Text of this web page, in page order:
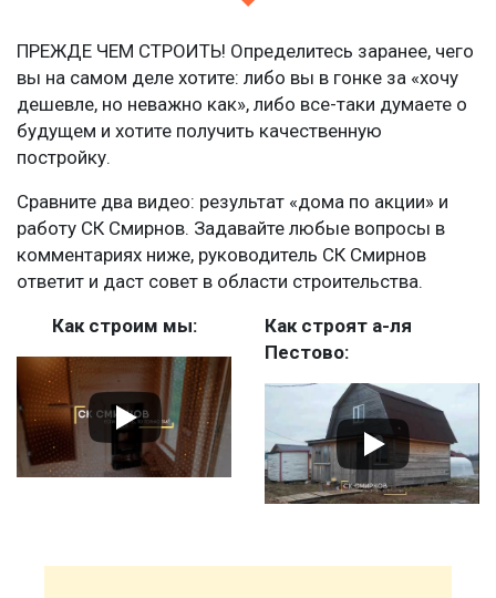
ПРЕЖДЕ ЧЕМ СТРОИТЬ! Определитесь заранее, чего
вы на самом деле хотите: либо вы в гонке за «хочу
дешевле, но неважно как», либо все-таки думаете о
будущем и хотите получить качественную
постройку.
Сравните два видео: результат «дома по акции» и
работу СК Смирнов. Задавайте любые вопросы в
комментариях ниже, руководитель СК Смирнов
ответит и даст совет в области строительства.
Как строим мы:
Как строят а-ля
Пестово: